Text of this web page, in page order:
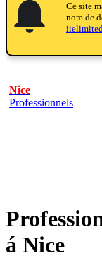
notifications
notifications
Ce site
nom de
Nice
Professionnels
á Nice